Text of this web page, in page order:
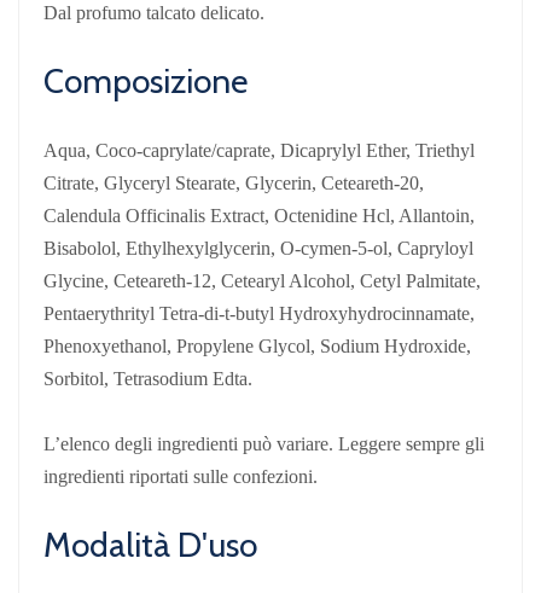
Dal profumo talcato delicato.
Composizione
Aqua, Coco-caprylate/caprate, Dicaprylyl Ether, Triethyl
Citrate, Glyceryl Stearate, Glycerin, Ceteareth-20,
Calendula Officinalis Extract, Octenidine Hcl, Allantoin,
Bisabolol, Ethylhexylglycerin, O-cymen-5-ol, Capryloyl
Glycine, Ceteareth-12, Cetearyl Alcohol, Cetyl Palmitate,
Pentaerythrityl Tetra-di-t-butyl Hydroxyhydrocinnamate,
Phenoxyethanol, Propylene Glycol, Sodium Hydroxide,
Sorbitol, Tetrasodium Edta.
L’elenco degli ingredienti può variare. Leggere sempre gli
ingredienti riportati sulle confezioni.
Modalità D'uso